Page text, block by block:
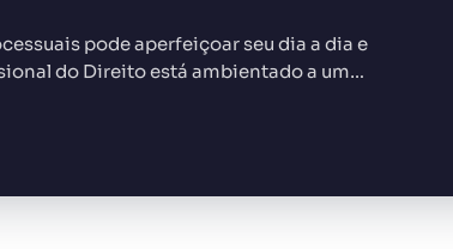
pode aperfeiçoar seu dia a dia e
do Direito está ambientado a um